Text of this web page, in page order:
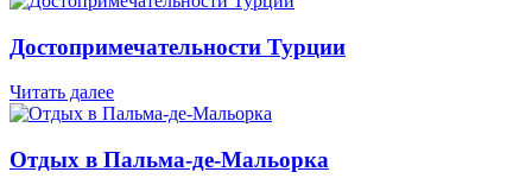
Достопримечательности Турции
Читать далее
Отдых в Пальма-де-Мальорка